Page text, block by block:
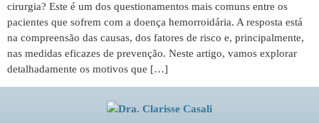
cirurgia? Este é um dos questionamentos mais comuns entre os
pacientes que sofrem com a doença hemorroidária. A resposta está
na compreensão das causas, dos fatores de risco e, principalmente,
nas medidas eficazes de prevenção. Neste artigo, vamos explorar
detalhadamente os motivos que […]